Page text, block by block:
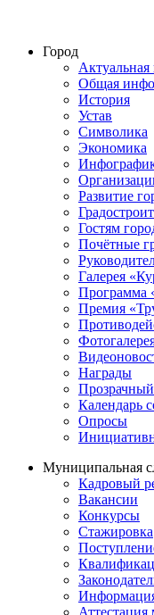
Город
Общая
История
Устав
Символика
Экономика
Развитие
Гостям
Почётные
Галерея
Программа
Премия
Награды
Календарь
Опросы
Муниципальная
Кадровый
Вакансии
Конкурсы
Стажировка